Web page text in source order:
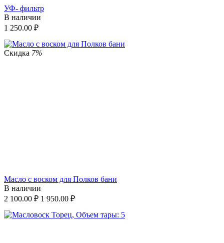
УФ- фильтр
В наличии
1 250.00 ₽
Скидка 7%
Масло с воском для Полков бани
В наличии
2 100.00 ₽ 1 950.00 ₽